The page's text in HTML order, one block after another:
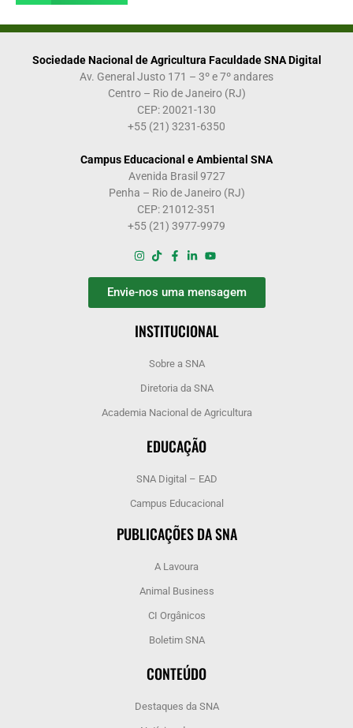
Sociedade Nacional de Agricultura Faculdade SNA Digital
Av. General Justo 171 – 3º e 7º andares
Centro – Rio de Janeiro (RJ)
CEP: 20021-130
+55 (21) 3231-6350
Campus Educacional e Ambiental SNA
Avenida Brasil 9727
Penha – Rio de Janeiro (RJ)
CEP: 21012-351
+55 (21) 3977-9979
Envie-nos uma mensagem
INSTITUCIONAL
Sobre a SNA
Diretoria da SNA
Academia Nacional de Agricultura
EDUCAÇÃO
SNA Digital – EAD
Campus Educacional
PUBLICAÇÕES DA SNA
A Lavoura
Animal Business
CI Orgânicos
Boletim SNA
CONTEÚDO
Destaques da SNA